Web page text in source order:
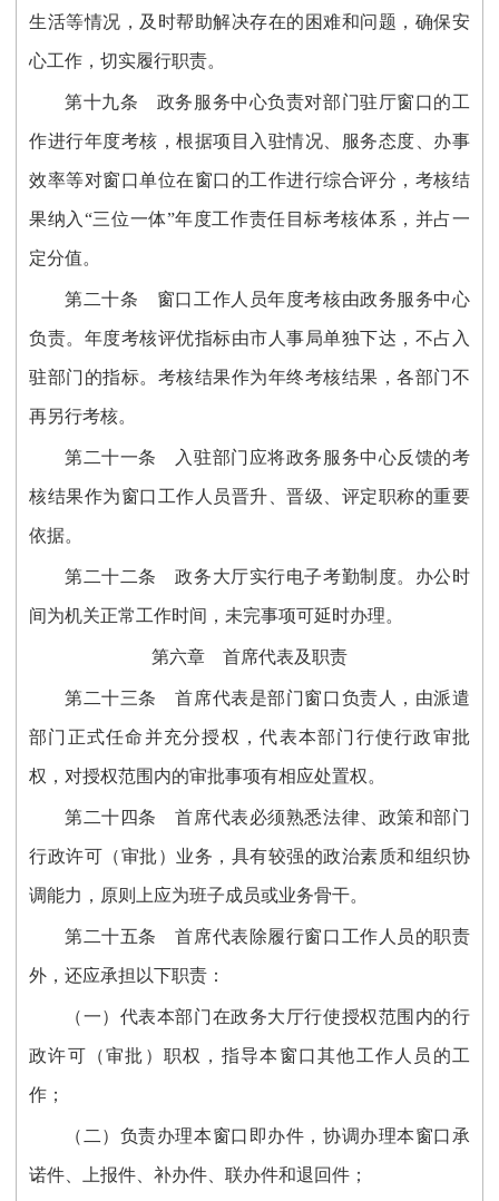
生活等情况，及时帮助解决存在的困难和问题，确保安
心工作，切实履行职责。
第十九条 政务服务中心负责对部门驻厅窗口的工
作进行年度考核，根据项目入驻情况、服务态度、办事
效率等对窗口单位在窗口的工作进行综合评分，考核结
果纳入“三位一体”年度工作责任目标考核体系，并占一
定分值。
第二十条 窗口工作人员年度考核由政务服务中心
负责。年度考核评优指标由市人事局单独下达，不占入
驻部门的指标。考核结果作为年终考核结果，各部门不
再另行考核。
第二十一条 入驻部门应将政务服务中心反馈的考
核结果作为窗口工作人员晋升、晋级、评定职称的重要
依据。
第二十二条 政务大厅实行电子考勤制度。办公时
间为机关正常工作时间，未完事项可延时办理。
第六章 首席代表及职责
第二十三条 首席代表是部门窗口负责人，由派遣
部门正式任命并充分授权，代表本部门行使行政审批
权，对授权范围内的审批事项有相应处置权。
第二十四条 首席代表必须熟悉法律、政策和部门
行政许可（审批）业务，具有较强的政治素质和组织协
调能力，原则上应为班子成员或业务骨干。
第二十五条 首席代表除履行窗口工作人员的职责
外，还应承担以下职责：
（一）代表本部门在政务大厅行使授权范围内的行
政许可（审批）职权，指导本窗口其他工作人员的工
作；
（二）负责办理本窗口即办件，协调办理本窗口承
诺件、上报件、补办件、联办件和退回件；